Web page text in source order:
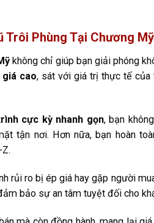
Trôi Phùng Tại Chương Mỹ
không chỉ giúp bạn giải phóng
giá cao, sát với giá trị thực tế
cực kỳ nhanh gọn, bạn
tận nơi. Hơn nữa, bạn hoàn
rủi ro bị ép giá hay gặp người
bảo sự an tâm tuyệt đối cho